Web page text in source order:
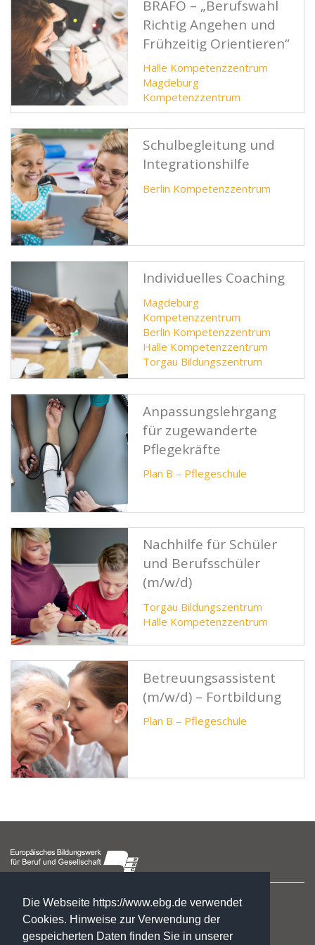
Die Webseite https://www.ebg.de verwendet
Cookies. Hinweise zur Verwendung der
gespeicherten Daten finden Sie in unserer
BRAFO – „Berufswahl
Richtig Angehen und
Frühzeitig Orientieren“
Halle Kompetenzzentrum
Magdeburg
Kompetenzzentrum
Schulbegleitung und
Integrationshilfe
Berlin Kompetenzzentrum
Individuelles Coaching
Magdeburg
Kompetenzzentrum
Berlin Kompetenzzentrum
Halle Kompetenzzentrum
Torgau Bildungszentrum
Anpassungslehrgang
für zugewanderte
Pflegekräfte
Plan B – Pflegeschule
Nachhilfe für Schüler
und Berufsschüler
(m/w/d)
Torgau Bildungszentrum
Halle Kompetenzzentrum
Betreuungsassistent
(m/w/d) – Fortbildung
Plan B – Pflegeschule
Hegelstraße 2
39104 Magdeburg